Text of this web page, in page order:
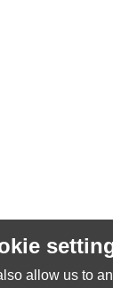
allow us to